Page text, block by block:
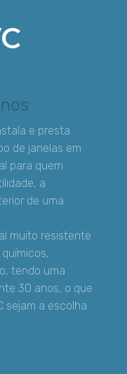
e presta
de janelas em
para quem
a
de uma
muito resistente
tendo uma
30 anos, o que
sejam a escolha